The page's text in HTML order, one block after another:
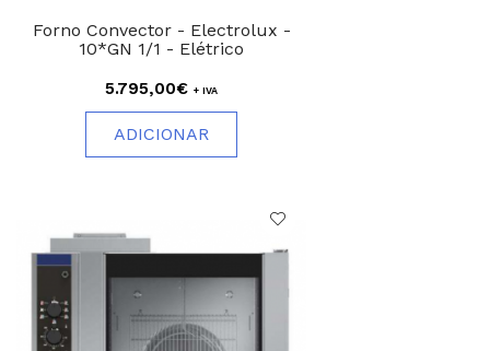
Forno Convector - Electrolux -
10*GN 1/1 - Elétrico
5.795,00€ + IVA
ADICIONAR